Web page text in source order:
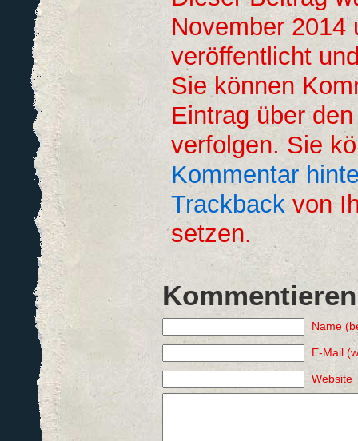
November 2014
veröffentlicht
Sie können
Eintrag über
verfolgen. Sie
Kommentar
Trackbackvon
setzen.
Kommentieren
Name
E-Mail
Website